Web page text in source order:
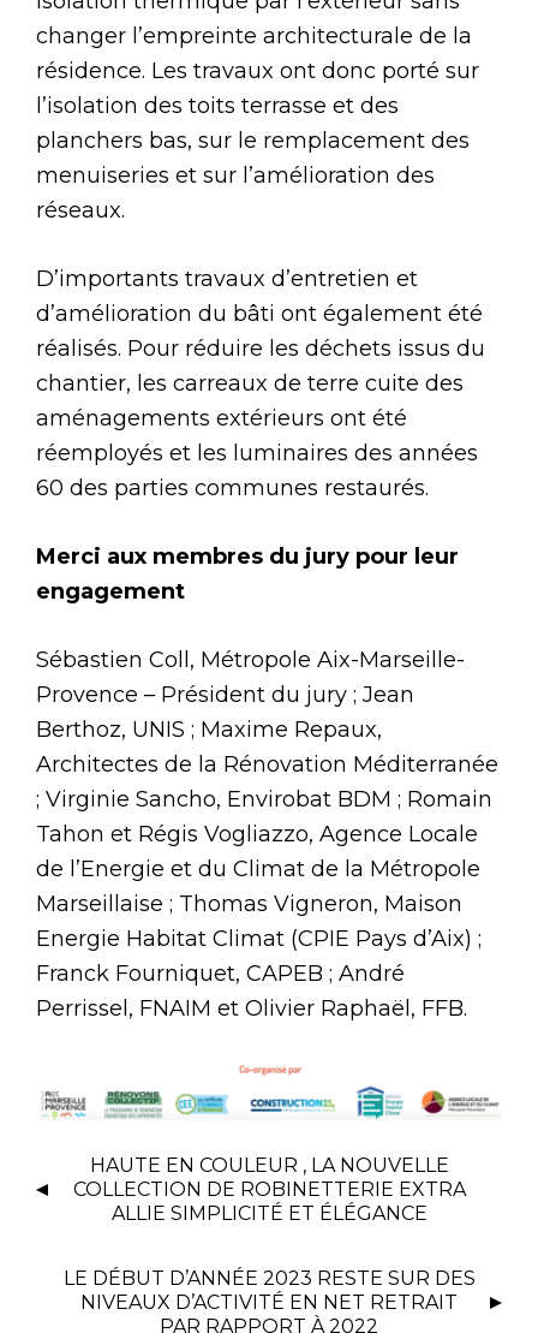
changer l’empreinte architecturale de la
résidence. Les travaux ont donc porté sur
l’isolation des toits terrasse et des
planchers bas, sur le remplacement des
menuiseries et sur l’amélioration des
réseaux.
D’importants travaux d’entretien et
d’amélioration du bâti ont également été
réalisés. Pour réduire les déchets issus du
chantier, les carreaux de terre cuite des
aménagements extérieurs ont été
réemployés et les luminaires des années
60 des parties communes restaurés.
Merci aux membres du jury pour leur
engagement
Sébastien Coll, Métropole Aix-Marseille-
Provence – Président du jury ; Jean
Berthoz, UNIS ; Maxime Repaux,
Architectes de la Rénovation Méditerranée
; Virginie Sancho, Envirobat BDM ; Romain
Tahon et Régis Vogliazzo, Agence Locale
de l’Energie et du Climat de la Métropole
Marseillaise ; Thomas Vigneron, Maison
Energie Habitat Climat (CPIE Pays d’Aix) ;
Franck Fourniquet, CAPEB ; André
Perrissel, FNAIM et Olivier Raphaël, FFB.
HAUTE EN COULEUR , LA NOUVELLE
COLLECTION DE ROBINETTERIE EXTRA
ALLIE SIMPLICITÉ ET ÉLÉGANCE
LE DÉBUT D’ANNÉE 2023 RESTE SUR DES
NIVEAUX D’ACTIVITÉ EN NET RETRAIT
PAR RAPPORT À 2022